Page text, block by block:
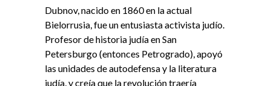
Dubnov, nacido en 1860 en la actual
Bielorrusia, fue un entusiasta activista judío.
Profesor de historia judía en San
Petersburgo (entonces Petrogrado), apoyó
las unidades de autodefensa y la literatura
judía, y creía que la revolución traería